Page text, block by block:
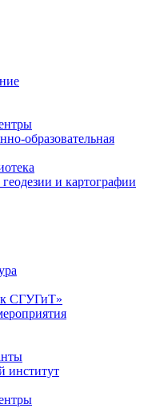
образовательная
и картографии
СГУГиТ»
институт